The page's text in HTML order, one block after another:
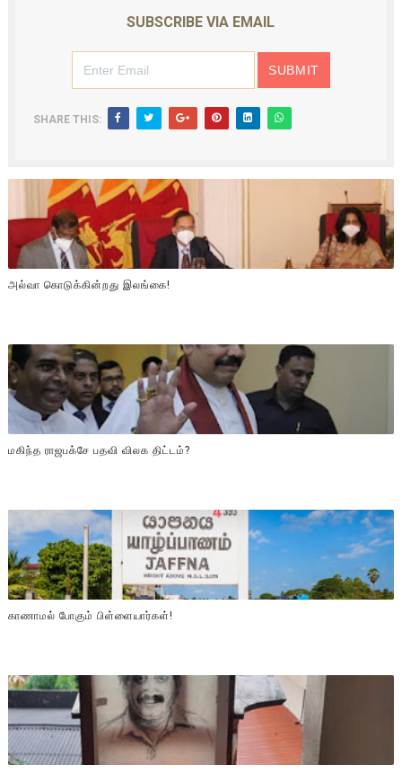
SUBSCRIBE VIA EMAIL
SHARE THIS:
அல்வா கொடுக்கின்றது இலங்கை!
மகிந்த ராஜபக்சே பதவி விலக திட்டம்?
காணாமல் போகும் பிள்ளையார்கள்!